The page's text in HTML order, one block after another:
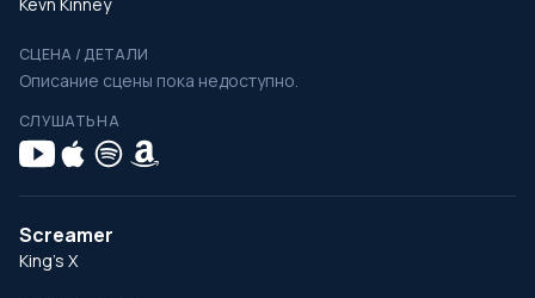
СЦЕНА / ДЕТАЛИ
Описание сцены пока недоступно.
СЛУШАТЬ НА
Screamer
King's X